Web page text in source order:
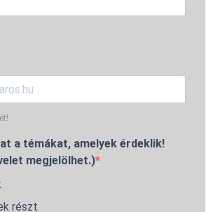
a témákat, amelyek érdeklik!
megjelölhet.)
részt